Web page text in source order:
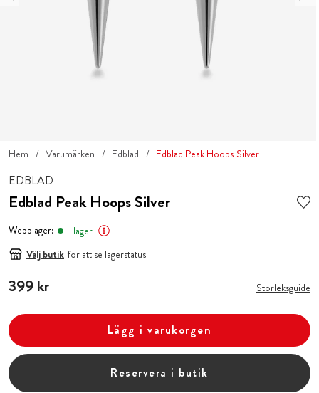
Hem Varumärken Edblad Edblad Peak Hoops Silver
EDBLAD
Edblad Peak Hoops Silver
Webblager:
I lager
Välj butik för att se lagerstatus
Pris:399 kr
399 kr Storleksguide
Lägg i varukorgen
Reservera i butik